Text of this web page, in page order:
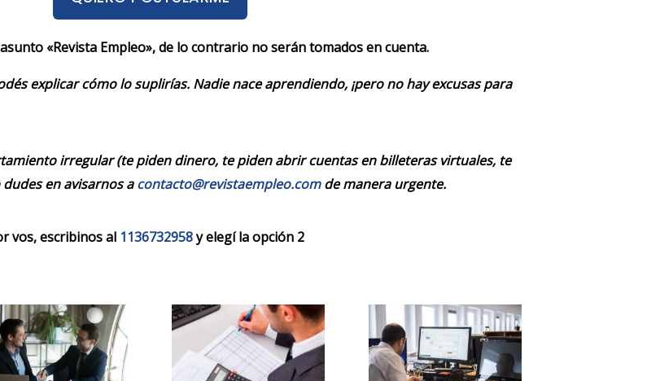
«Revista Empleo», de lo contrario no serán tomados en cuenta.
explicar cómo lo suplirías. Nadie nace aprendiendo, ¡pero no hay excusas para
irregular (te piden dinero, te piden abrir cuentas en billeteras virtuales, te
en avisarnos acontacto@revistaempleo.comde manera urgente.
vos, escribinos al 1136732958y elegí la opción 2